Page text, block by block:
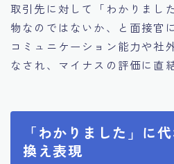
取引先に対して「わかりまし
物なのではないか、と面接官
コミュニケーション能力や社
なされ、マイナスの評価に直
「わかりました」に
換え表現